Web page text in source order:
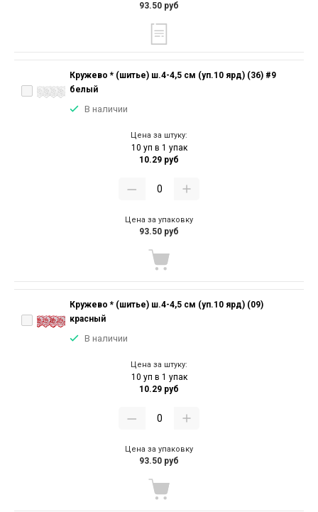
93.50 руб
Кружево * (шитье) ш.4-4,5 см (уп.10 ярд) (36) #9
белый
В наличии
Цена за штуку:
10 уп в 1 упак
10.29 руб
Цена за упаковку
93.50 руб
Кружево * (шитье) ш.4-4,5 см (уп.10 ярд) (09)
красный
В наличии
Цена за штуку:
10 уп в 1 упак
10.29 руб
Цена за упаковку
93.50 руб